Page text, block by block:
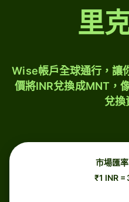
里
Wise帳戶全球通行，讓
價將INR兌換成MNT，
兌換
市場匯
₹1 INR =